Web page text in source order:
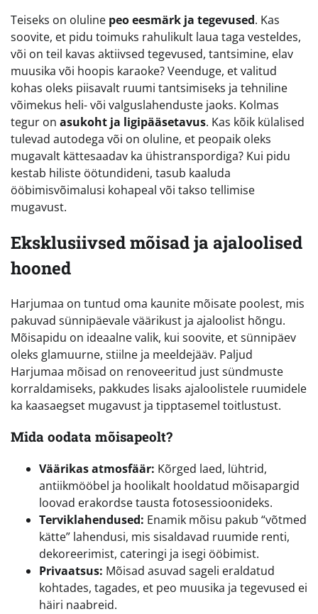
Teiseks on oluline peo eesmärk ja tegevused. Kas
soovite, et pidu toimuks rahulikult laua taga vesteldes,
või on teil kavas aktiivsed tegevused, tantsimine, elav
muusika või hoopis karaoke? Veenduge, et valitud
kohas oleks piisavalt ruumi tantsimiseks ja tehniline
võimekus heli- või valguslahenduste jaoks. Kolmas
tegur on asukoht ja ligipääsetavus. Kas kõik külalised
tulevad autodega või on oluline, et peopaik oleks
mugavalt kättesaadav ka ühistranspordiga? Kui pidu
kestab hiliste öötundideni, tasub kaaluda
ööbimisvõimalusi kohapeal või takso tellimise
mugavust.
Eksklusiivsed mõisad ja ajaloolised
hooned
Harjumaa on tuntud oma kaunite mõisate poolest, mis
pakuvad sünnipäevale väärikust ja ajaloolist hõngu.
Mõisapidu on ideaalne valik, kui soovite, et sünnipäev
oleks glamuurne, stiilne ja meeldejääv. Paljud
Harjumaa mõisad on renoveeritud just sündmuste
korraldamiseks, pakkudes lisaks ajaloolistele ruumidele
ka kaasaegset mugavust ja tipptasemel toitlustust.
Mida oodata mõisapeolt?
Väärikas atmosfäär: Kõrged laed, lühtrid,
antiikmööbel ja hoolikalt hooldatud mõisapargid
loovad erakordse tausta fotosessioonideks.
Terviklahendused: Enamik mõisu pakub “võtmed
kätte” lahendusi, mis sisaldavad ruumide renti,
dekoreerimist, cateringi ja isegi ööbimist.
Privaatsus: Mõisad asuvad sageli eraldatud
kohtades, tagades, et peo muusika ja tegevused ei
häiri naabreid.